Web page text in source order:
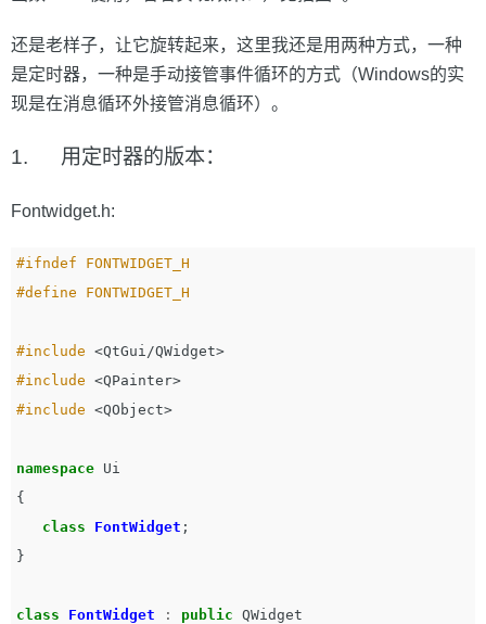
还是老样子，让它旋转起来，这里我还是用两种方式，一种
是定时器，一种是手动接管事件循环的方式（Windows的实
现是在消息循环外接管消息循环）。
1. 用定时器的版本：
Fontwidget.h:
#ifndef FONTWIDGET_H
#include <QtGui/QWidget>
#include <QPainter>
#include <QObject>
namespace Ui
{
class
FontWidget ;
}
class FontWidget : public QWidget